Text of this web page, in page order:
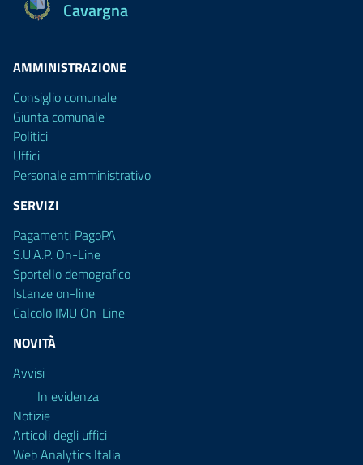
Cavargna
AMMINISTRAZIONE
Consiglio comunale
Giunta comunale
Politici
Uffici
Personale amministrativo
SERVIZI
Pagamenti PagoPA
S.U.A.P. On-Line
Sportello demografico
Istanze on-line
Calcolo IMU On-Line
NOVITÀ
Avvisi
In evidenza
Notizie
Articoli degli uffici
Web Analytics Italia